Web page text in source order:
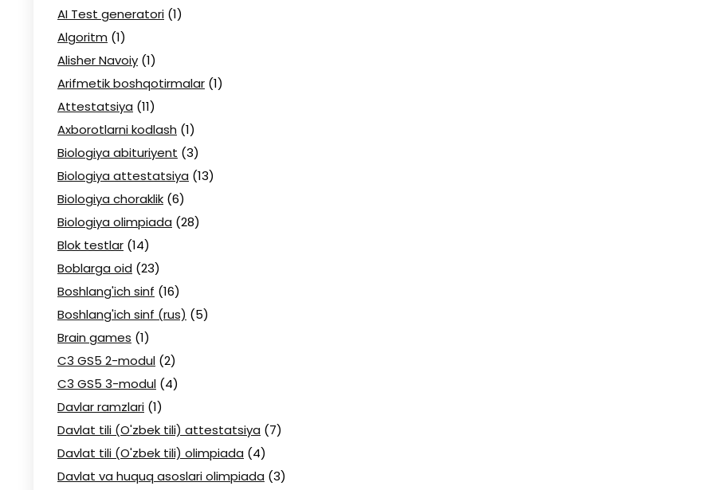
AI Test generatori (1)
Algoritm (1)
Alisher Navoiy (1)
Arifmetik boshqotirmalar (1)
Attestatsiya (11)
Axborotlarni kodlash (1)
Biologiya abituriyent (3)
Biologiya attestatsiya (13)
Biologiya choraklik (6)
Biologiya olimpiada (28)
Blok testlar (14)
Boblarga oid (23)
Boshlang'ich sinf (16)
Boshlang'ich sinf (rus) (5)
Brain games (1)
C3 GS5 2-modul (2)
C3 GS5 3-modul (4)
Davlar ramzlari (1)
Davlat tili (O'zbek tili) attestatsiya (7)
Davlat tili (O'zbek tili) olimpiada (4)
Davlat va huquq asoslari olimpiada (3)